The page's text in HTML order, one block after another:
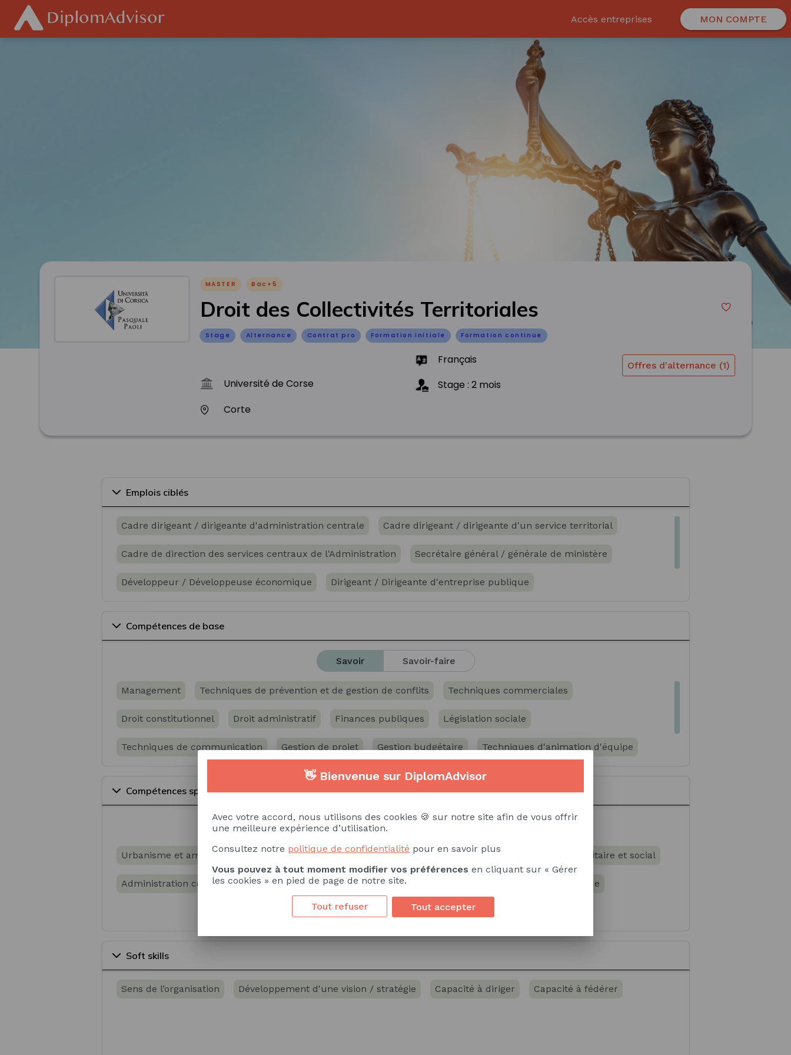
Accès entreprises MON COMPTE
MASTER Bac+5
Droit des Collectivités Territoriales
Stage Alternance Contrat pro Formation initiale Formation continue
Français
Université de Corse
Stage :2 mois
Corte
Offres d'alternance (1)
Emplois ciblés
Cadre dirigeant / dirigeante d'administration centrale Cadre dirigeant / dirigeante d'un service territorial
Cadre de direction des services centraux de l'Administration Secrétaire général / générale de ministère
Développeur / Développeuse économique Dirigeant / Dirigeante d'entreprise publique
Compétences de base
Savoir Savoir-faire
Management Techniques de prévention et de gestion de conflits Techniques commerciales
Droit constitutionnel Droit administratif Finances publiques Législation sociale
Techniques de communication Gestion de projet Gestion budgétaire Techniques d'animation d'équipe
Procédures et circuits administratifs
Compétences spécifiques
Savoir
Urbanisme et aménagement du territoire Droit de l'environnement Organisation du système sanitaire et social
Administration centrale Politique extérieure Politiques publiques Développement économique
Soft skills
Sens de l’organisation Développement d'une vision / stratégie Capacité à diriger Capacité à fédérer
👋 Bienvenue sur DiplomAdvisor
Avec votre accord, nous utilisons des cookies 🍪 sur notre site afin de vous offrir
une meilleure expérience d’utilisation.
Consultez notre politique de confidentialité pour en savoir plus
Vous pouvez à tout moment modifier vos préférences en cliquant sur « Gérer
les cookies » en pied de page de notre site.
Tout refuser Tout accepter